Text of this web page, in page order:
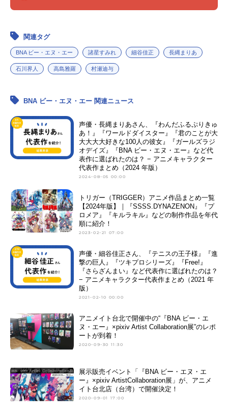
関連タグ
BNA ビー・エヌ・エー 諸星すみれ 細谷佳正 長縄まりあ
石川界人 高島雅羅 村瀬迪与
BNA ビー・エヌ・エー 関連ニュース
声優・長縄まりあさん、『わんだふるぷりきゅ
あ！』『ワールドダイスター』『君のことが大
大大大大好きな100人の彼女』『ガールズラジ
オデイズ』『BNA ビー・エヌ・エー』など代
表作に選ばれたのは？ − アニメキャラクター
代表作まとめ（2024 年版）
2024-08-05 00:00
トリガー（TRIGGER）アニメ作品まとめ一覧
【2024年版】｜『SSSS.DYNAZENON』『プ
ロメア』『キルラキル』などの制作作品を年代
順に紹介！
2023-02-21 07:00
声優・細谷佳正さん、『テニスの王子様』『進
撃の巨人』『ツキプロシリーズ』『Free!』
『さらざんまい』など代表作に選ばれたのは？
− アニメキャラクター代表作まとめ（2021 年
版）
2021-02-10 00:00
アニメイト台北で開催中の“『BNA ビー・エ
ヌ・エー』×pixiv Artist Collaboration展”のレポ
ートが到着！
2020-09-30 11:30
展示販売イベント「『BNA ビー・エヌ・エ
ー』×pixiv ArtistCollaboration展」が、アニメ
イト台北店（台湾）で開催決定！
2020-09-01 17:00